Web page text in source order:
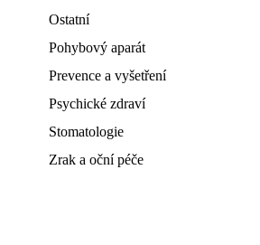
Ostatní
Pohybový aparát
Prevence a vyšetření
Psychické zdraví
Stomatologie
Zrak a oční péče